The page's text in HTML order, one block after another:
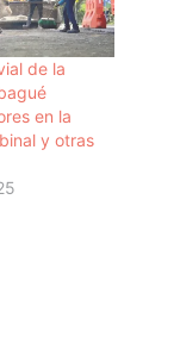
de la
en la
y otras